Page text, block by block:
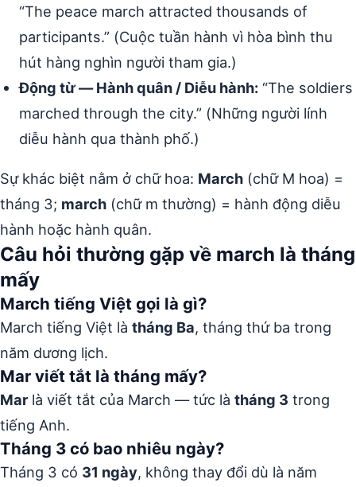
“The peace march attracted thousands of
participants.” (Cuộc tuần hành vì hòa bình thu
hút hàng nghìn người tham gia.)
Động từ — Hành quân / Diễu hành: “The soldiers
marched through the city.” (Những người lính
diễu hành qua thành phố.)
Sự khác biệt nằm ở chữ hoa: March (chữ M hoa) =
tháng 3; march (chữ m thường) = hành động diễu
hành hoặc hành quân.
Câu hỏi thường gặp về march là tháng
mấy
March tiếng Việt gọi là gì?
March tiếng Việt là tháng Ba, tháng thứ ba trong
năm dương lịch.
Mar viết tắt là tháng mấy?
Marlà viết tắt của March — tức là tháng 3 trong
tiếng Anh.
Tháng 3 có bao nhiêu ngày?
Tháng 3 có 31 ngày, không thay đổi dù là năm